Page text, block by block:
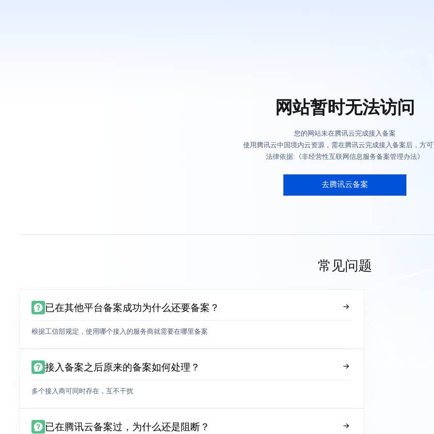
网站暂时无法访问
您的网站未在腾讯云完成接入备案
使用腾讯云中国境内云资源，需在腾讯云完成接入备案后，方
法律依据:《非经营性互联网信息服务备案管理办法》
去腾讯云备案
常见问题
已在其他平台备案成功为什么还要备案？
根据工信部规定，使用哪个接入的服务商就需要在哪里备案
接入备案之后原来的备案如何处理？
多个接入商可同时存在，互不干扰
已在腾讯云备案过，为什么还是阻断？